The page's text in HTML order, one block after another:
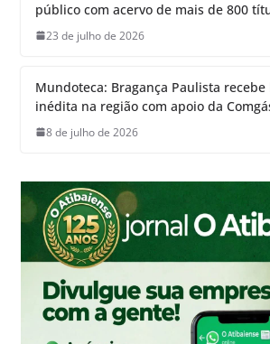
público com acervo de mais de 800
23 de julho de 2026
Mundoteca: Bragança Paulista
inédita na região com apoio da
8 de julho de 2026